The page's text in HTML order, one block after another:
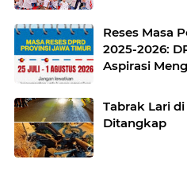
Reses Masa
2025-2026:
Aspirasi
Tabrak Lari
Ditangkap